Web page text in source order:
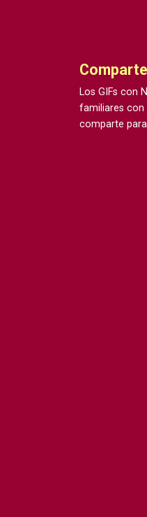
Los GIFs con
familiares con
comparte